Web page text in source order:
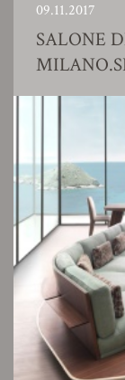
09.11.2017
SALONE